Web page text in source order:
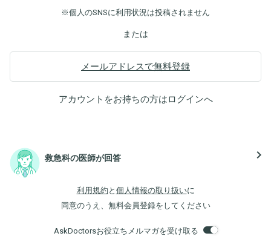
※個人のSNSに利用状況は投稿されません
または
メールアドレスで無料登録
アカウントをお持ちの方はログインへ
救急科の医師が回答 navigate_next
利用規約 と 個人情報の取り扱いに
同意のうえ、無料会員登録をしてください
AskDoctorsお役立ちメルマガを受け取る